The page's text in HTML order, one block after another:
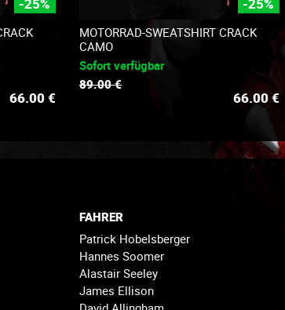
-25%
66.00€
-25%
MOTORRAD-SWEATSHIRT CRACK
CAMO
Sofort verfügbar
89.00 €
66.00€
FAHRER
Patrick Hobelsberger
Hannes Soomer
Alastair Seeley
James Ellison